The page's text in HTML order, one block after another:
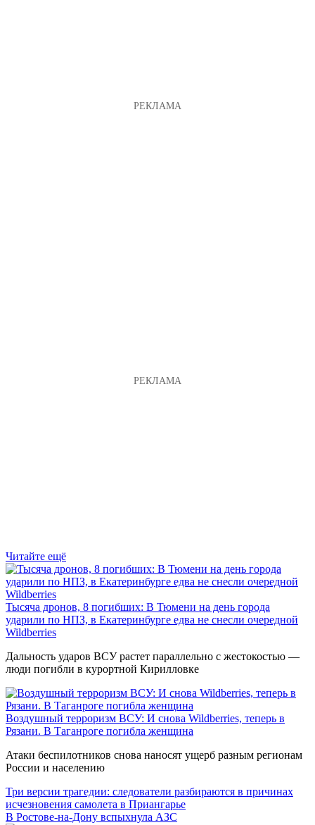
Читайте ещё
Тысяча дронов, 8 погибших: В Тюмени на день города
ударили по НПЗ, в Екатеринбурге едва не снесли очередной
Wildberries
Дальность ударов ВСУ растет параллельно с жестокостью —
люди погибли в курортной Кирилловке
Воздушный терроризм ВСУ: И снова Wildberries, теперь в
Рязани. В Таганроге погибла женщина
Атаки беспилотников снова наносят ущерб разным регионам
России и населению
Три версии трагедии: следователи разбираются в причинах
исчезновения самолета в Приангарье
В Ростове-на-Дону вспыхнула АЗС